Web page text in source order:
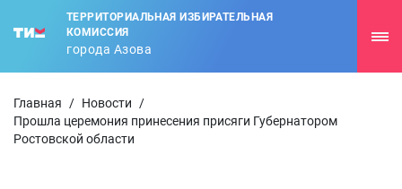
ТЕРРИТОРИАЛЬНАЯ ИЗБИРАТЕЛЬНАЯ
КОМИССИЯ
города Азова
Главная / Новости
/
Прошла церемония принесения присяги Губернатором
Ростовской области